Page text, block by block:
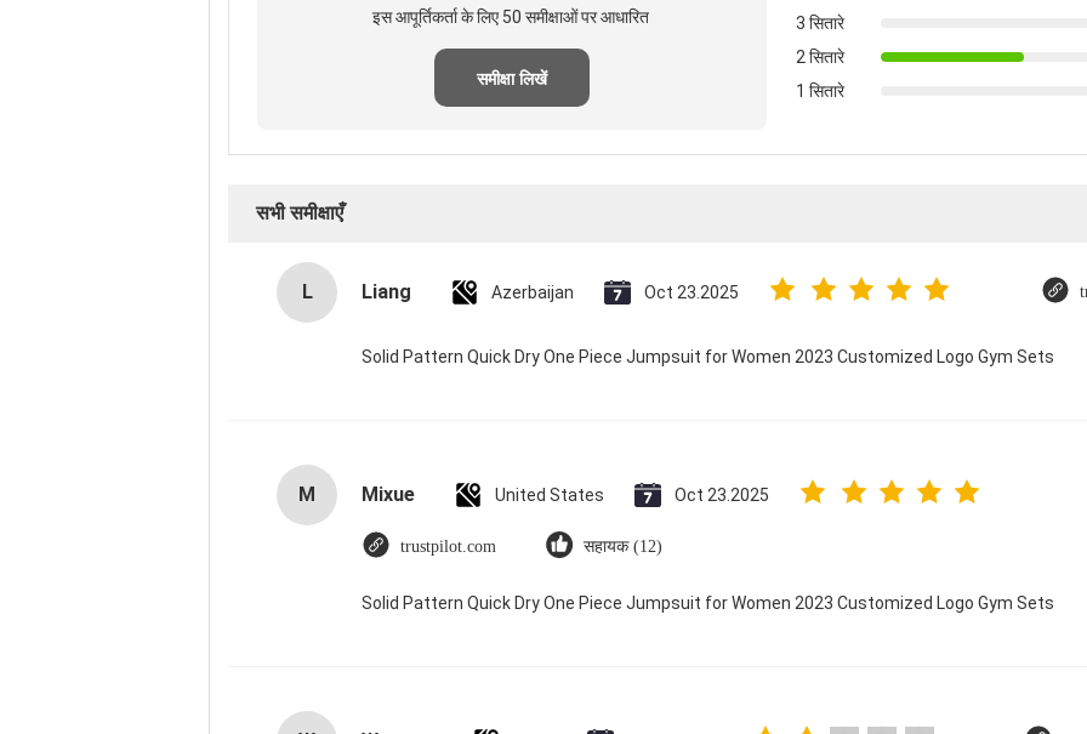
इस आपूर्तिकर्ता के लिए 50 समीक्षाओं पर आधारित
समीक्षा लिखें
3 सितारे
2 सितारे
1 सितारे
सभी समीक्षाएँ
L Liang Azerbaijan Oct 23.2025
Solid Pattern Quick Dry One Piece Jumpsuit for Women 2023 Customized Logo Gym Sets
M Mixue United States Oct 23.2025
trustpilot.com सहायक (12)
Solid Pattern Quick Dry One Piece Jumpsuit for Women 2023 Customized Logo Gym Sets